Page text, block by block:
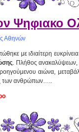
Ψηφιακο
Αθηνών
με ιδιαίτερη
. Πλήθος ανακαλύψεων,
αιώνα,
των ανθρώπων…..